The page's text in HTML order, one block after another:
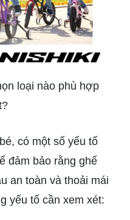
loại nào phù hợp
có một số yếu tố
đảm bảo rằng ghế
an toàn và thoải mái
yếu tố cần xem xét: